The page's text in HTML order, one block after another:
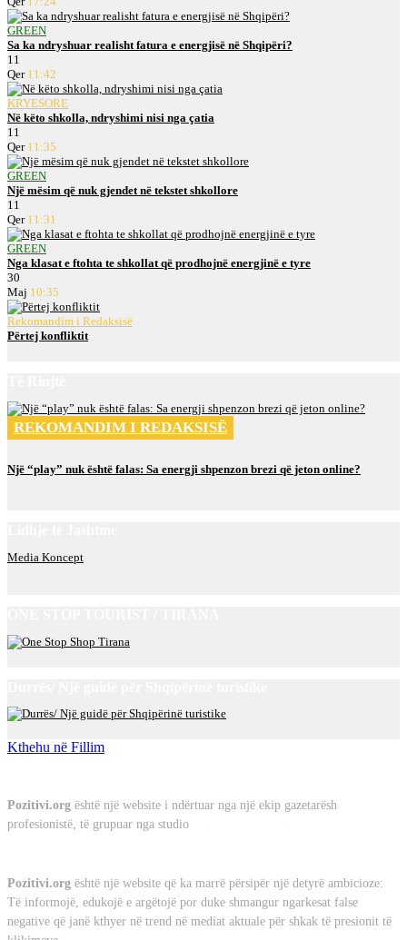
GREEN
Sa ka ndryshuar realisht fatura e energjisë në Shqipëri?
11
Qer 11:42
KRYESORE
Në këto shkolla, ndryshimi nisi nga çatia
11
Qer 11:35
GREEN
Një mësim që nuk gjendet në tekstet shkollore
11
Qer 11:31
GREEN
Nga klasat e ftohta te shkollat që prodhojnë energjinë e tyre
30
Maj 10:35
Rekomandim i Redaksisë
Përtej konfliktit
REKOMANDIM I REDAKSISË
Një “play” nuk është falas: Sa energji shpenzon brezi që jeton online?
Media Koncept
Kthehu në Fillim
Pozitivi.org është një website i ndërtuar nga një ekip gazetarësh
profesionistë, të grupuar nga studio
Pozitivi.org është një website që ka marrë përsipër një detyrë ambicioze:
Të informojë, edukojë e argëtojë por duke shmangur ngarkesat false
negative që janë kthyer në trend në mediat aktuale për shkak të presionit të